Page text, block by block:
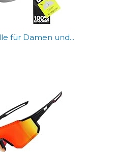
für Damen und...